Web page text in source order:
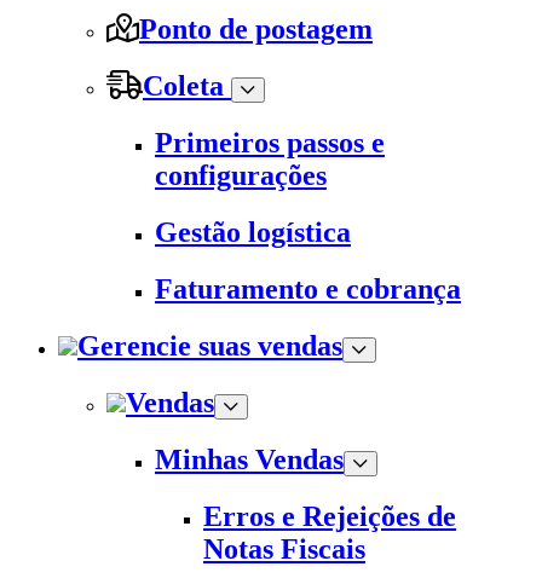
Ponto de postagem
Coleta
Primeiros passos e
configurações
Gestão logística
Faturamento e cobrança
Gerencie suas vendas
Vendas
Minhas Vendas
Erros e Rejeições de
Notas Fiscais